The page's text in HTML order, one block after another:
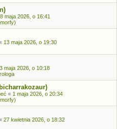
maja 2026, o 16:41
13 maja 2026, o 19:30
3 maja 2026, o 10:18
« 1 maja 2026, o 20:34
27 kwietnia 2026, o 18:32